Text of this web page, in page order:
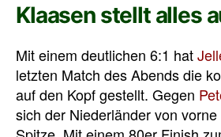
Klaasen stellt alles
Mit einem deutlichen 6:1 hat
letzten Match des Abends die
auf den Kopf gestellt. Gegen
sich der Niederländer von